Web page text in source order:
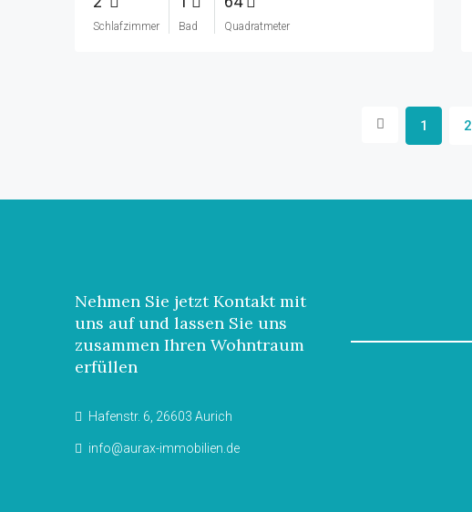
Schlafzimmer Bad Quadratmeter
1 2
Nehmen Sie jetzt Kontakt mit
uns auf und lassen Sie uns
zusammen Ihren Wohntraum
erfüllen
Hafenstr. 6, 26603 Aurich
info@aurax-immobilien.de